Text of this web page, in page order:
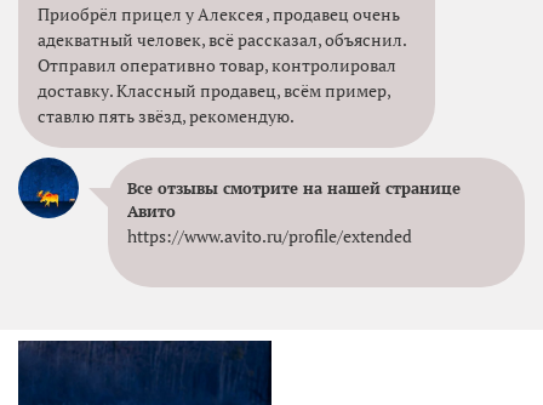
Приобрёл прицел у Алексея , продавец очень
адекватный человек, всё рассказал, объяснил.
Отправил оперативно товар, контролировал
доставку. Классный продавец, всём пример,
ставлю пять звёзд, рекомендую.
Все отзывы смотрите на нашей странице
Авито
https://www.avito.ru/profile/extended